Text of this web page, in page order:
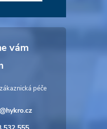
@hykro.cz